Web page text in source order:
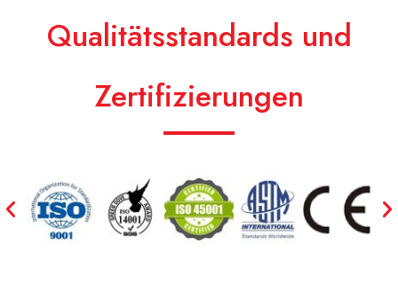
Qualitätsstandards und
Zertifizierungen